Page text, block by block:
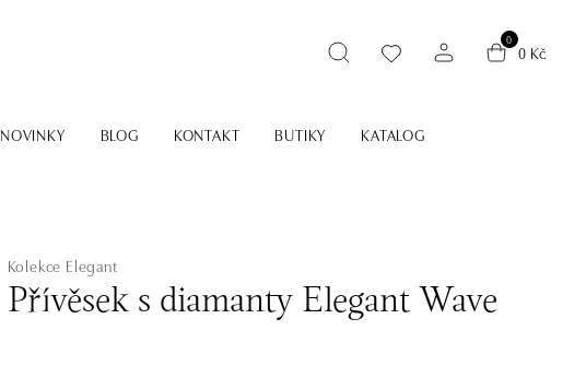
0
0 Kč
NOVINKY BLOG KONTAKT BUTIKY KATALOG
Kolekce Elegant
Přívěsek s diamanty Elegant Wave